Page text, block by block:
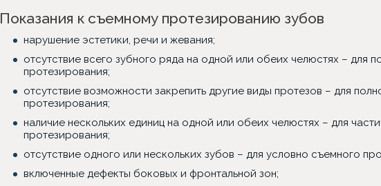
Показания к съемному протезированию зубов
нарушение эстетики, речи и жевания;
отсутствие всего зубного ряда на одной или обеих челюстях – для
протезирования;
отсутствие возможности закрепить другие виды протезов – для
протезирования;
наличие нескольких единиц на одной или обеих челюстях – для
протезирования;
отсутствие одного или нескольких зубов – для условно съемного
включенные дефекты боковых и фронтальной зон;